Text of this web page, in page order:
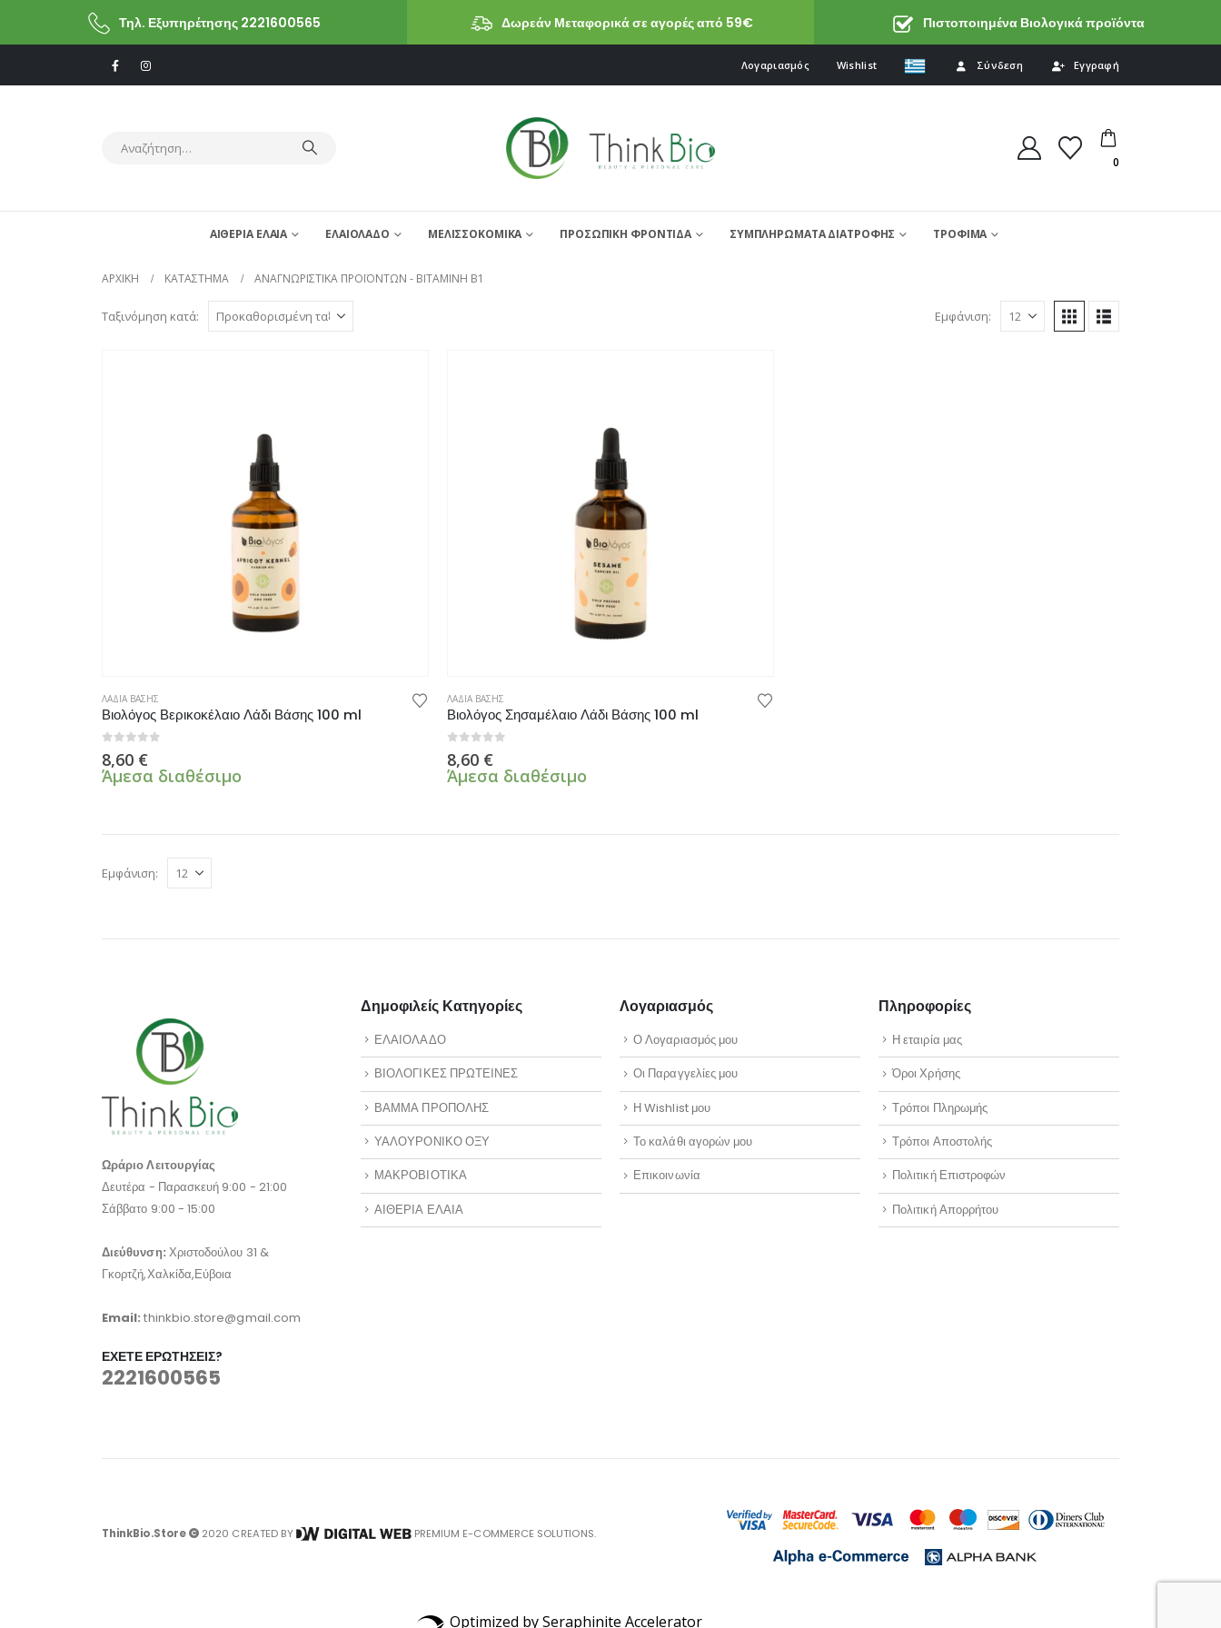
Τηλ. Εξυπηρέτησης 2221600565 Δωρεάν Μεταφορικά σε αγορές από 59€ Πιστοποιημένα Βιολογικά προϊόντα
Λογαριασμός Wishlist Σύνδεση Εγγραφή
0
ΑΙΘΕΡΙΑ ΕΛΑΙΑ ΕΛΑΙΟΛΑΔΟ ΜΕΛΙΣΣΟΚΟΜΙΚΑ ΠΡΟΣΩΠΙΚΗ ΦΡΟΝΤΙΔΑ ΣΥΜΠΛΗΡΩΜΑΤΑ ΔΙΑΤΡΟΦΗΣ ΤΡΟΦΙΜΑ
ΑΡΧΙΚΗ ΚΑΤΆΣΤΗΜΑ ΑΝΑΓΝΩΡΙΣΤΙΚΆ ΠΡΟΪΌΝΤΩΝ - ΒΙΤΑΜΊΝΗ Β1
Ταξινόμηση κατά: Εμφάνιση:
ΛΑΔΙΑ ΒΑΣΗΣ
Βιολόγος Βερικοκέλαιο Λάδι Βάσης 100 ml
8,60 €
Άμεσα διαθέσιμο
ΛΑΔΙΑ ΒΑΣΗΣ
Βιολόγος Σησαμέλαιο Λάδι Βάσης 100 ml
8,60 €
Άμεσα διαθέσιμο
Εμφάνιση:
Ωράριο Λειτουργίας
Δευτέρα - Παρασκευή 9:00 - 21:00
Σάββατο 9:00 - 15:00
Διεύθυνση: Χριστοδούλου 31 &
Γκορτζή,Χαλκίδα,Εύβοια
Email:thinkbio.store@gmail.com
ΈΧΕΤΕ ΕΡΩΤΉΣΕΙΣ?
2221600565
Δημοφιλείς Κατηγορίες
ΕΛΑΙΟΛΑΔΟ
ΒΙΟΛΟΓΙΚΕΣ ΠΡΩΤΕΙΝΕΣ
ΒΑΜΜΑ ΠΡΟΠΟΛΗΣ
ΥΑΛΟΥΡΟΝΙΚΟ ΟΞΥ
ΜΑΚΡΟΒΙΟΤΙΚΑ
ΑΙΘΕΡΙΑ ΕΛΑΙΑ
Λογαριασμός
Ο Λογαριασμός μου
Οι Παραγγελίες μου
Η Wishlist μου
Το καλάθι αγορών μου
Επικοινωνία
Πληροφορίες
Η εταιρία μας
Όροι Χρήσης
Τρόποι Πληρωμής
Τρόποι Αποστολής
Πολιτική Επιστροφών
Πολιτική Απορρήτου
ThinkBio.Store 2020 CREATED BY PREMIUM E-COMMERCE SOLUTIONS.
Optimized by Seraphinite Accelerator